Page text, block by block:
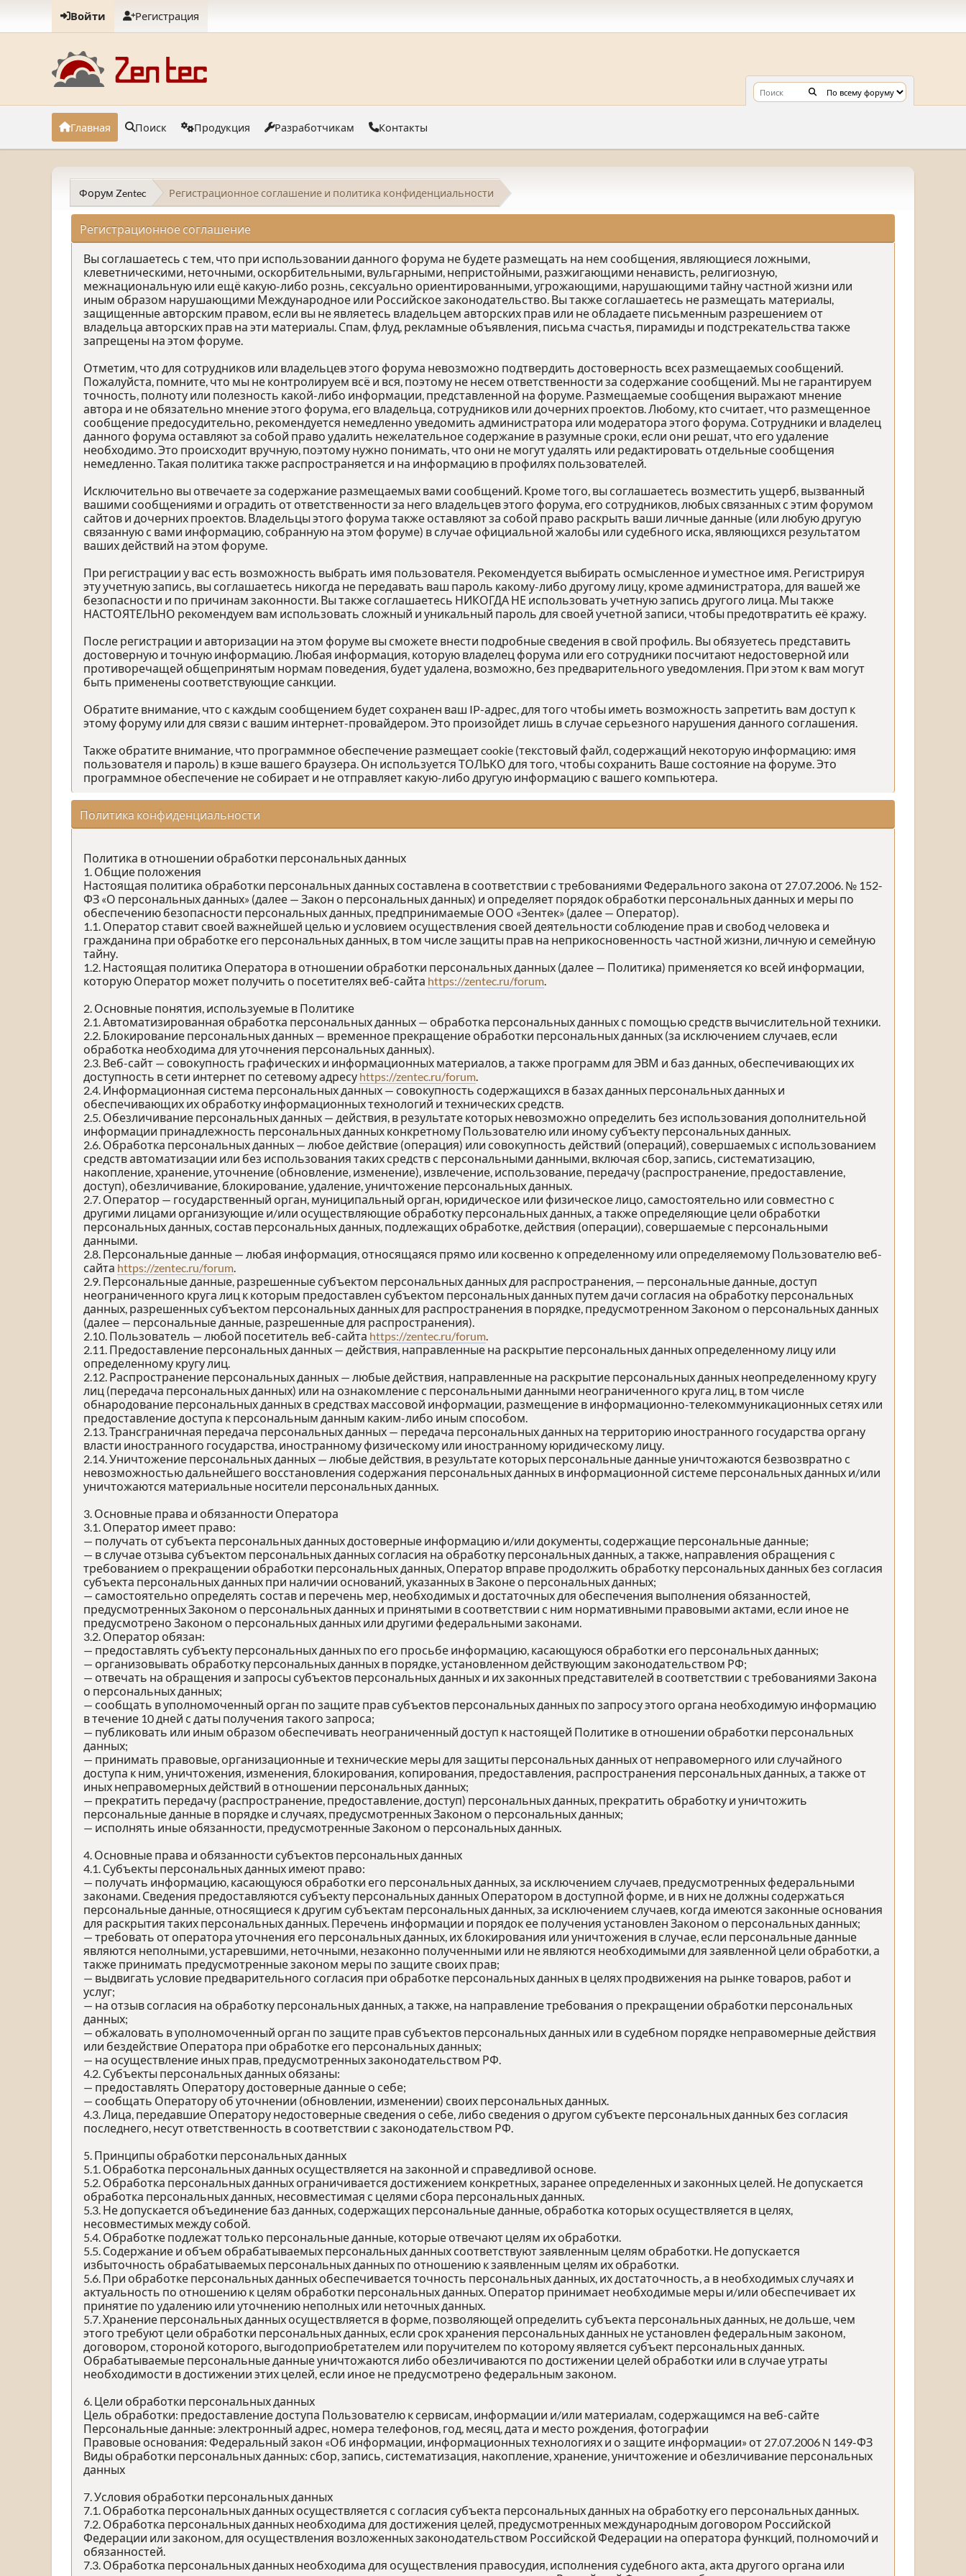
Войти Регистрация
Главная Поиск Продукция Разработчикам Контакты
Форум Zentec Регистрационное соглашение и политика конфиденциальности
Регистрационное соглашение
Вы соглашаетесь с тем, что при использовании данного форума не будете размещать на нем сообщения, являющиеся ложными,
клеветническими, неточными, оскорбительными, вульгарными, непристойными, разжигающими ненависть, религиозную,
межнациональную или ещё какую-либо рознь, сексуально ориентированными, угрожающими, нарушающими тайну частной жизни или
иным образом нарушающими Международное или Российское законодательство. Вы также соглашаетесь не размещать материалы,
защищенные авторским правом, если вы не являетесь владельцем авторских прав или не обладаете письменным разрешением от
владельца авторских прав на эти материалы. Спам, флуд, рекламные объявления, письма счастья, пирамиды и подстрекательства также
запрещены на этом форуме.
Отметим, что для сотрудников или владельцев этого форума невозможно подтвердить достоверность всех размещаемых сообщений.
Пожалуйста, помните, что мы не контролируем всё и вся, поэтому не несем ответственности за содержание сообщений. Мы не гарантируем
точность, полноту или полезность какой-либо информации, представленной на форуме. Размещаемые сообщения выражают мнение
автора и не обязательно мнение этого форума, его владельца, сотрудников или дочерних проектов. Любому, кто считает, что размещенное
сообщение предосудительно, рекомендуется немедленно уведомить администратора или модератора этого форума. Сотрудники и владелец
данного форума оставляют за собой право удалить нежелательное содержание в разумные сроки, если они решат, что его удаление
необходимо. Это происходит вручную, поэтому нужно понимать, что они не могут удалять или редактировать отдельные сообщения
немедленно. Такая политика также распространяется и на информацию в профилях пользователей.
Исключительно вы отвечаете за содержание размещаемых вами сообщений. Кроме того, вы соглашаетесь возместить ущерб, вызванный
вашими сообщениями и оградить от ответственности за него владельцев этого форума, его сотрудников, любых связанных с этим форумом
сайтов и дочерних проектов. Владельцы этого форума также оставляют за собой право раскрыть ваши личные данные (или любую другую
связанную с вами информацию, собранную на этом форуме) в случае официальной жалобы или судебного иска, являющихся результатом
ваших действий на этом форуме.
При регистрации у вас есть возможность выбрать имя пользователя. Рекомендуется выбирать осмысленное и уместное имя. Регистрируя
эту учетную запись, вы соглашаетесь никогда не передавать ваш пароль какому-либо другому лицу, кроме администратора, для вашей же
безопасности и по причинам законности. Вы также соглашаетесь НИКОГДА НЕ использовать учетную запись другого лица. Мы также
НАСТОЯТЕЛЬНО рекомендуем вам использовать сложный и уникальный пароль для своей учетной записи, чтобы предотвратить её кражу.
После регистрации и авторизации на этом форуме вы сможете внести подробные сведения в свой профиль. Вы обязуетесь представить
достоверную и точную информацию. Любая информация, которую владелец форума или его сотрудники посчитают недостоверной или
противоречащей общепринятым нормам поведения, будет удалена, возможно, без предварительного уведомления. При этом к вам могут
быть применены соответствующие санкции.
Обратите внимание, что с каждым сообщением будет сохранен ваш IP-адрес, для того чтобы иметь возможность запретить вам доступ к
этому форуму или для связи с вашим интернет-провайдером. Это произойдет лишь в случае серьезного нарушения данного соглашения.
Также обратите внимание, что программное обеспечение размещает cookie (текстовый файл, содержащий некоторую информацию: имя
пользователя и пароль) в кэше вашего браузера. Он используется ТОЛЬКО для того, чтобы сохранить Ваше состояние на форуме. Это
программное обеспечение не собирает и не отправляет какую-либо другую информацию с вашего компьютера.
Политика конфиденциальности
Политика в отношении обработки персональных данных
1. Общие положения
Настоящая политика обработки персональных данных составлена в соответствии с требованиями Федерального закона от 27.07.2006. № 152-
ФЗ «О персональных данных» (далее — Закон о персональных данных) и определяет порядок обработки персональных данных и меры по
обеспечению безопасности персональных данных, предпринимаемые ООО «Зентек» (далее — Оператор).
1.1. Оператор ставит своей важнейшей целью и условием осуществления своей деятельности соблюдение прав и свобод человека и
гражданина при обработке его персональных данных, в том числе защиты прав на неприкосновенность частной жизни, личную и семейную
тайну.
1.2. Настоящая политика Оператора в отношении обработки персональных данных (далее — Политика) применяется ко всей информации,
которую Оператор может получить о посетителях веб-сайта https://zentec.ru/forum.
2. Основные понятия, используемые в Политике
2.1. Автоматизированная обработка персональных данных — обработка персональных данных с помощью средств вычислительной техники.
2.2. Блокирование персональных данных — временное прекращение обработки персональных данных (за исключением случаев, если
обработка необходима для уточнения персональных данных).
2.3. Веб-сайт — совокупность графических и информационных материалов, а также программ для ЭВМ и баз данных, обеспечивающих их
доступность в сети интернет по сетевому адресу https://zentec.ru/forum.
2.4. Информационная система персональных данных — совокупность содержащихся в базах данных персональных данных и
обеспечивающих их обработку информационных технологий и технических средств.
2.5. Обезличивание персональных данных — действия, в результате которых невозможно определить без использования дополнительной
информации принадлежность персональных данных конкретному Пользователю или иному субъекту персональных данных.
2.6. Обработка персональных данных — любое действие (операция) или совокупность действий (операций), совершаемых с использованием
средств автоматизации или без использования таких средств с персональными данными, включая сбор, запись, систематизацию,
накопление, хранение, уточнение (обновление, изменение), извлечение, использование, передачу (распространение, предоставление,
доступ), обезличивание, блокирование, удаление, уничтожение персональных данных.
2.7. Оператор — государственный орган, муниципальный орган, юридическое или физическое лицо, самостоятельно или совместно с
другими лицами организующие и/или осуществляющие обработку персональных данных, а также определяющие цели обработки
персональных данных, состав персональных данных, подлежащих обработке, действия (операции), совершаемые с персональными
данными.
2.8. Персональные данные — любая информация, относящаяся прямо или косвенно к определенному или определяемому Пользователю веб-
сайта https://zentec.ru/forum.
2.9. Персональные данные, разрешенные субъектом персональных данных для распространения, — персональные данные, доступ
неограниченного круга лиц к которым предоставлен субъектом персональных данных путем дачи согласия на обработку персональных
данных, разрешенных субъектом персональных данных для распространения в порядке, предусмотренном Законом о персональных данных
(далее — персональные данные, разрешенные для распространения).
2.10. Пользователь — любой посетитель веб-сайта https://zentec.ru/forum.
2.11. Предоставление персональных данных — действия, направленные на раскрытие персональных данных определенному лицу или
определенному кругу лиц.
2.12. Распространение персональных данных — любые действия, направленные на раскрытие персональных данных неопределенному кругу
лиц (передача персональных данных) или на ознакомление с персональными данными неограниченного круга лиц, в том числе
обнародование персональных данных в средствах массовой информации, размещение в информационно-телекоммуникационных сетях или
предоставление доступа к персональным данным каким-либо иным способом.
2.13. Трансграничная передача персональных данных — передача персональных данных на территорию иностранного государства органу
власти иностранного государства, иностранному физическому или иностранному юридическому лицу.
2.14. Уничтожение персональных данных — любые действия, в результате которых персональные данные уничтожаются безвозвратно с
невозможностью дальнейшего восстановления содержания персональных данных в информационной системе персональных данных и/или
уничтожаются материальные носители персональных данных.
3. Основные права и обязанности Оператора
3.1. Оператор имеет право:
— получать от субъекта персональных данных достоверные информацию и/или документы, содержащие персональные данные;
— в случае отзыва субъектом персональных данных согласия на обработку персональных данных, а также, направления обращения с
требованием о прекращении обработки персональных данных, Оператор вправе продолжить обработку персональных данных без согласия
субъекта персональных данных при наличии оснований, указанных в Законе о персональных данных;
— самостоятельно определять состав и перечень мер, необходимых и достаточных для обеспечения выполнения обязанностей,
предусмотренных Законом о персональных данных и принятыми в соответствии с ним нормативными правовыми актами, если иное не
предусмотрено Законом о персональных данных или другими федеральными законами.
3.2. Оператор обязан:
— предоставлять субъекту персональных данных по его просьбе информацию, касающуюся обработки его персональных данных;
— организовывать обработку персональных данных в порядке, установленном действующим законодательством РФ;
— отвечать на обращения и запросы субъектов персональных данных и их законных представителей в соответствии с требованиями Закона
о персональных данных;
— сообщать в уполномоченный орган по защите прав субъектов персональных данных по запросу этого органа необходимую информацию
в течение 10 дней с даты получения такого запроса;
— публиковать или иным образом обеспечивать неограниченный доступ к настоящей Политике в отношении обработки персональных
данных;
— принимать правовые, организационные и технические меры для защиты персональных данных от неправомерного или случайного
доступа к ним, уничтожения, изменения, блокирования, копирования, предоставления, распространения персональных данных, а также от
иных неправомерных действий в отношении персональных данных;
— прекратить передачу (распространение, предоставление, доступ) персональных данных, прекратить обработку и уничтожить
персональные данные в порядке и случаях, предусмотренных Законом о персональных данных;
— исполнять иные обязанности, предусмотренные Законом о персональных данных.
4. Основные права и обязанности субъектов персональных данных
4.1. Субъекты персональных данных имеют право:
— получать информацию, касающуюся обработки его персональных данных, за исключением случаев, предусмотренных федеральными
законами. Сведения предоставляются субъекту персональных данных Оператором в доступной форме, и в них не должны содержаться
персональные данные, относящиеся к другим субъектам персональных данных, за исключением случаев, когда имеются законные основания
для раскрытия таких персональных данных. Перечень информации и порядок ее получения установлен Законом о персональных данных;
— требовать от оператора уточнения его персональных данных, их блокирования или уничтожения в случае, если персональные данные
являются неполными, устаревшими, неточными, незаконно полученными или не являются необходимыми для заявленной цели обработки, а
также принимать предусмотренные законом меры по защите своих прав;
— выдвигать условие предварительного согласия при обработке персональных данных в целях продвижения на рынке товаров, работ и
услуг;
— на отзыв согласия на обработку персональных данных, а также, на направление требования о прекращении обработки персональных
данных;
— обжаловать в уполномоченный орган по защите прав субъектов персональных данных или в судебном порядке неправомерные действия
или бездействие Оператора при обработке его персональных данных;
— на осуществление иных прав, предусмотренных законодательством РФ.
4.2. Субъекты персональных данных обязаны:
— предоставлять Оператору достоверные данные о себе;
— сообщать Оператору об уточнении (обновлении, изменении) своих персональных данных.
4.3. Лица, передавшие Оператору недостоверные сведения о себе, либо сведения о другом субъекте персональных данных без согласия
последнего, несут ответственность в соответствии с законодательством РФ.
5. Принципы обработки персональных данных
5.1. Обработка персональных данных осуществляется на законной и справедливой основе.
5.2. Обработка персональных данных ограничивается достижением конкретных, заранее определенных и законных целей. Не допускается
обработка персональных данных, несовместимая с целями сбора персональных данных.
5.3. Не допускается объединение баз данных, содержащих персональные данные, обработка которых осуществляется в целях,
несовместимых между собой.
5.4. Обработке подлежат только персональные данные, которые отвечают целям их обработки.
5.5. Содержание и объем обрабатываемых персональных данных соответствуют заявленным целям обработки. Не допускается
избыточность обрабатываемых персональных данных по отношению к заявленным целям их обработки.
5.6. При обработке персональных данных обеспечивается точность персональных данных, их достаточность, а в необходимых случаях и
актуальность по отношению к целям обработки персональных данных. Оператор принимает необходимые меры и/или обеспечивает их
принятие по удалению или уточнению неполных или неточных данных.
5.7. Хранение персональных данных осуществляется в форме, позволяющей определить субъекта персональных данных, не дольше, чем
этого требуют цели обработки персональных данных, если срок хранения персональных данных не установлен федеральным законом,
договором, стороной которого, выгодоприобретателем или поручителем по которому является субъект персональных данных.
Обрабатываемые персональные данные уничтожаются либо обезличиваются по достижении целей обработки или в случае утраты
необходимости в достижении этих целей, если иное не предусмотрено федеральным законом.
6. Цели обработки персональных данных
Цель обработки: предоставление доступа Пользователю к сервисам, информации и/или материалам, содержащимся на веб-сайте
Персональные данные: электронный адрес, номера телефонов, год, месяц, дата и место рождения, фотографии
Правовые основания: Федеральный закон «Об информации, информационных технологиях и о защите информации» от 27.07.2006 N 149-ФЗ
Виды обработки персональных данных: сбор, запись, систематизация, накопление, хранение, уничтожение и обезличивание персональных
данных
7. Условия обработки персональных данных
7.1. Обработка персональных данных осуществляется с согласия субъекта персональных данных на обработку его персональных данных.
7.2. Обработка персональных данных необходима для достижения целей, предусмотренных международным договором Российской
Федерации или законом, для осуществления возложенных законодательством Российской Федерации на оператора функций, полномочий и
обязанностей.
7.3. Обработка персональных данных необходима для осуществления правосудия, исполнения судебного акта, акта другого органа или